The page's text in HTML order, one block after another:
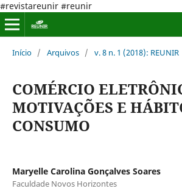
#revistareunir #reunir
Início / Arquivos / v. 8 n. 1 (2018): REUNIR
COMÉRCIO
MOTIVAÇÕES E
CONSUMO
Maryelle Carolina Gonçalves Soares
Faculdade Novos Horizontes